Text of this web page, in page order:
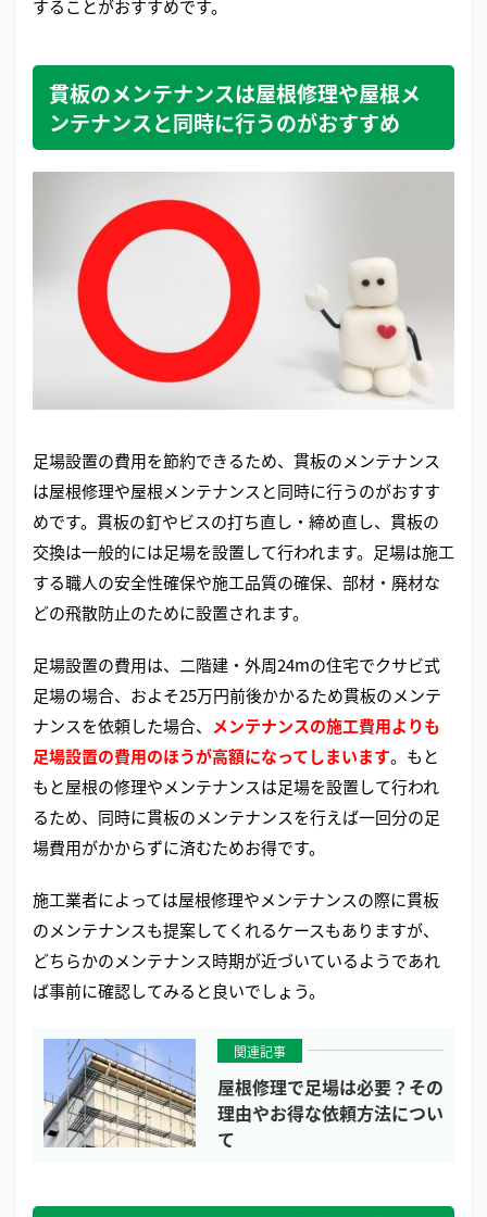
することがおすすめです。
貫板のメンテナンスは屋根修理や屋根メ
ンテナンスと同時に行うのがおすすめ
足場設置の費用を節約できるため、貫板のメンテナンス
は屋根修理や屋根メンテナンスと同時に行うのがおすす
めです。貫板の釘やビスの打ち直し・締め直し、貫板の
交換は一般的には足場を設置して行われます。足場は施工
する職人の安全性確保や施工品質の確保、部材・廃材な
どの飛散防止のために設置されます。
足場設置の費用は、二階建・外周24mの住宅でクサビ式
足場の場合、およそ25万円前後かかるため貫板のメンテ
ナンスを依頼した場合、 メンテナンスの施工費用よりも
足場設置の費用のほうが高額になってしまいます。もと
もと屋根の修理やメンテナンスは足場を設置して行われ
るため、同時に貫板のメンテナンスを行えば一回分の足
場費用がかからずに済むためお得です。
施工業者によっては屋根修理やメンテナンスの際に貫板
のメンテナンスも提案してくれるケースもありますが、
どちらかのメンテナンス時期が近づいているようであれ
ば事前に確認してみると良いでしょう。
関連記事
屋根修理で足場は必要？その
理由やお得な依頼方法につい
て